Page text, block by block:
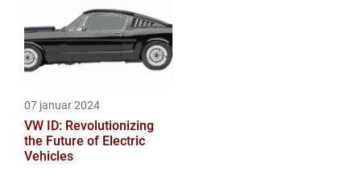
07 januar 2024
VW ID: Revolutionizing
the Future of Electric
Vehicles